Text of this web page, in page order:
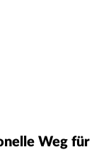
Weg für